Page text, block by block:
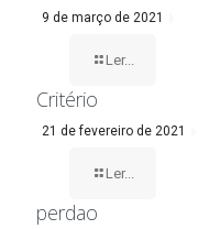
9 de março de 2021
Ler...
21 de fevereiro de 2021
Critério
Ler...
perdao